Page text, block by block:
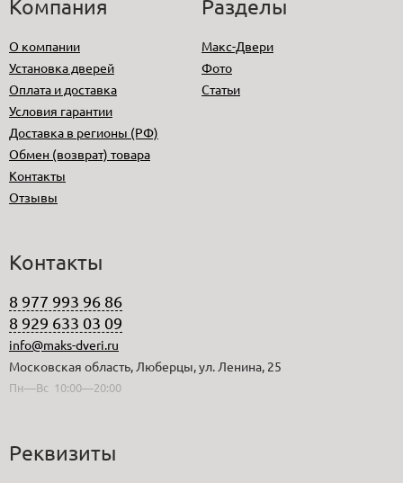
Компания
О компании
Установка дверей
Оплата и доставка
Условия гарантии
Доставка в регионы (РФ)
Обмен (возврат) товара
Контакты
Отзывы
Разделы
Макс-Двери
Фото
Статьи
Контакты
8 977 993 96 86
8 929 633 03 09
info@maks-dveri.ru
Московская область, Люберцы, ул. Ленина, 25
Пн—Вс 10:00—20:00
Реквизиты